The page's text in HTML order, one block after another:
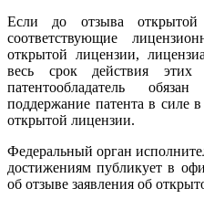
Если до отзыва
соответствующие
открытой лицензии,
весь срок действия
патентообладатель
поддержание патента в силе
открытой лицензии.
Федеральный орган
достижениям публикует в
об отзыве заявления об